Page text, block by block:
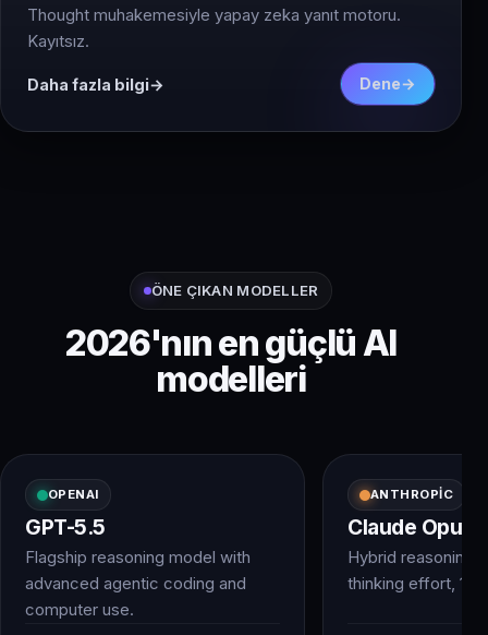
Thought muhakemesiyle yapay zeka yanıt motoru.
Kayıtsız.
Daha fazla bilgi Dene
ÖNE ÇIKAN MODELLER
2026'nın en güçlü AI
modelleri
OPENAI
GPT-5.5
Flagship reasoning model with
advanced agentic coding and
computer use.
ANTHROPIC
Claude Opus
Hybrid reasoning
thinking effort, 1M